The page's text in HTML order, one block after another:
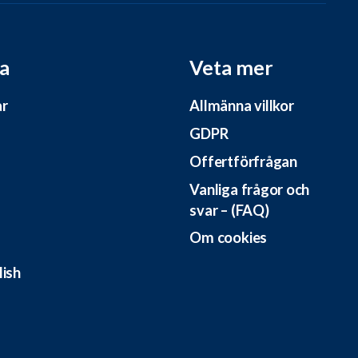
Veta mer
Allmänna villkor
GDPR
Offertförfrågan
Vanliga frågor och
svar – (FAQ)
Om cookies